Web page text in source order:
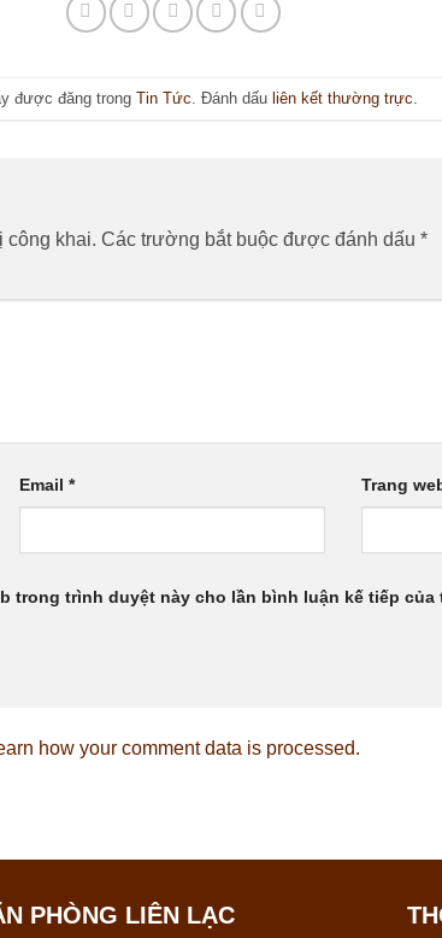
được đăng trong Tin Tức . Đánh dấu liên kết thường trực
công khai. Các trường bắt buộc được đánh dấu *
Email* Trang
trong trình duyệt này cho lần bình luận kế tiếp của
how your comment data is processed.
PHÒNG LIÊN LẠC